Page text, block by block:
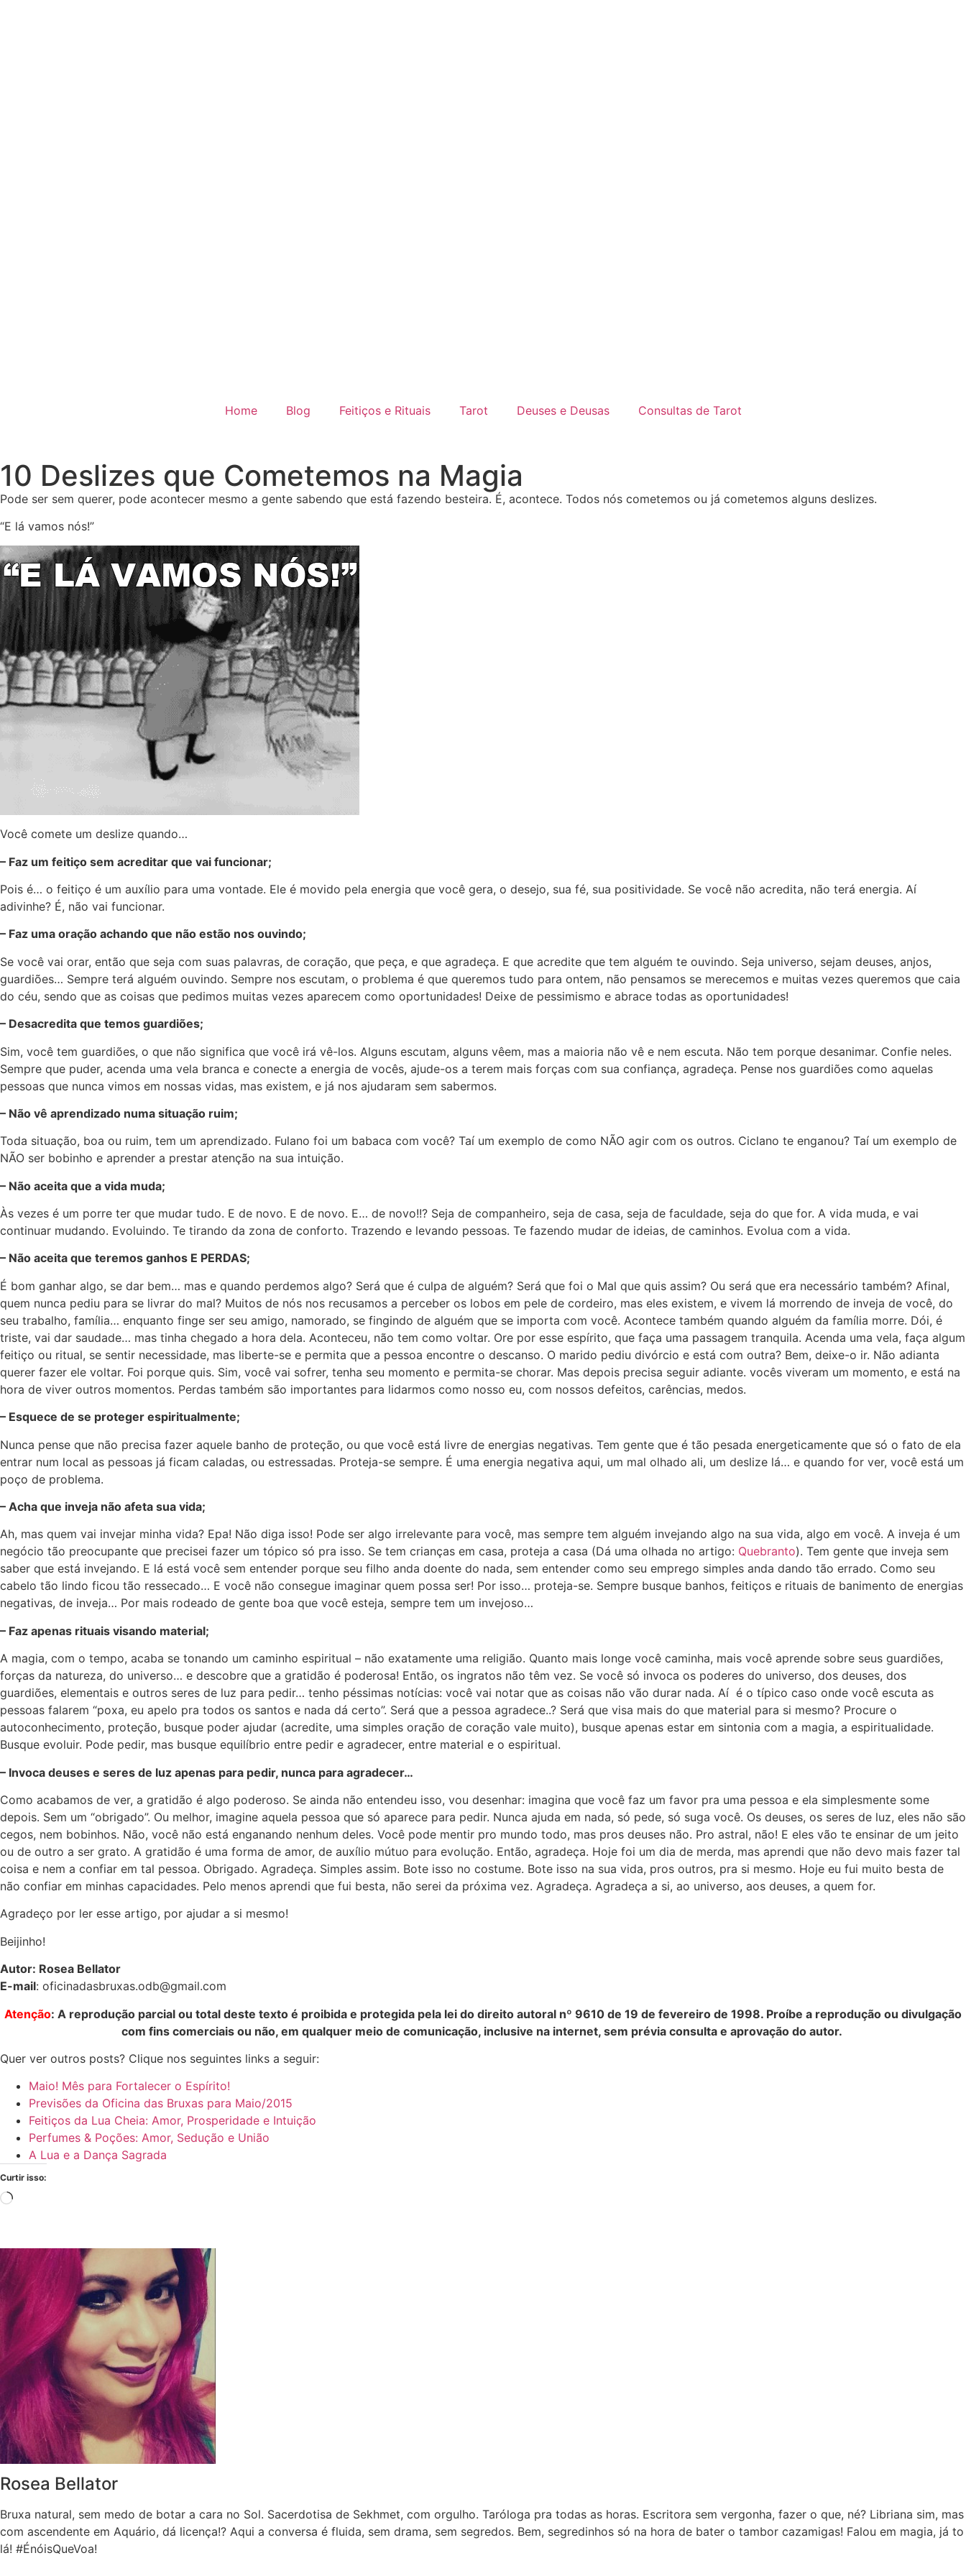
Home Blog Feitiços e Rituais Tarot Deuses e Deusas Consultas de Tarot
10 Deslizes que Cometemos na Magia
Pode ser sem querer, pode acontecer mesmo a gente sabendo que está fazendo besteira. É, acontece. Todos nós cometemos ou já cometemos alguns deslizes.
“E lá vamos nós!”
Você comete um deslize quando…
– Faz um feitiço sem acreditar que vai funcionar;
Pois é… o feitiço é um auxílio para uma vontade. Ele é movido pela energia que você gera, o desejo, sua fé, sua positividade. Se você não acredita, não terá energia. Aí
adivinhe? É, não vai funcionar.
– Faz uma oração achando que não estão nos ouvindo;
Se você vai orar, então que seja com suas palavras, de coração, que peça, e que agradeça. E que acredite que tem alguém te ouvindo. Seja universo, sejam deuses, anjos,
guardiões… Sempre terá alguém ouvindo. Sempre nos escutam, o problema é que queremos tudo para ontem, não pensamos se merecemos e muitas vezes queremos que caia
do céu, sendo que as coisas que pedimos muitas vezes aparecem como oportunidades! Deixe de pessimismo e abrace todas as oportunidades!
– Desacredita que temos guardiões;
Sim, você tem guardiões, o que não significa que você irá vê-los. Alguns escutam, alguns vêem, mas a maioria não vê e nem escuta. Não tem porque desanimar. Confie neles.
Sempre que puder, acenda uma vela branca e conecte a energia de vocês, ajude-os a terem mais forças com sua confiança, agradeça. Pense nos guardiões como aquelas
pessoas que nunca vimos em nossas vidas, mas existem, e já nos ajudaram sem sabermos.
– Não vê aprendizado numa situação ruim;
Toda situação, boa ou ruim, tem um aprendizado. Fulano foi um babaca com você? Taí um exemplo de como NÃO agir com os outros. Ciclano te enganou? Taí um exemplo de
NÃO ser bobinho e aprender a prestar atenção na sua intuição.
– Não aceita que a vida muda;
Às vezes é um porre ter que mudar tudo. E de novo. E de novo. E… de novo!!? Seja de companheiro, seja de casa, seja de faculdade, seja do que for. A vida muda, e vai
continuar mudando. Evoluindo. Te tirando da zona de conforto. Trazendo e levando pessoas. Te fazendo mudar de ideias, de caminhos. Evolua com a vida.
– Não aceita que teremos ganhos E PERDAS;
É bom ganhar algo, se dar bem… mas e quando perdemos algo? Será que é culpa de alguém? Será que foi o Mal que quis assim? Ou será que era necessário também? Afinal,
quem nunca pediu para se livrar do mal? Muitos de nós nos recusamos a perceber os lobos em pele de cordeiro, mas eles existem, e vivem lá morrendo de inveja de você, do
seu trabalho, família… enquanto finge ser seu amigo, namorado, se fingindo de alguém que se importa com você. Acontece também quando alguém da família morre. Dói, é
triste, vai dar saudade… mas tinha chegado a hora dela. Aconteceu, não tem como voltar. Ore por esse espírito, que faça uma passagem tranquila. Acenda uma vela, faça algum
feitiço ou ritual, se sentir necessidade, mas liberte-se e permita que a pessoa encontre o descanso. O marido pediu divórcio e está com outra? Bem, deixe-o ir. Não adianta
querer fazer ele voltar. Foi porque quis. Sim, você vai sofrer, tenha seu momento e permita-se chorar. Mas depois precisa seguir adiante. vocês viveram um momento, e está na
hora de viver outros momentos. Perdas também são importantes para lidarmos como nosso eu, com nossos defeitos, carências, medos.
– Esquece de se proteger espiritualmente;
Nunca pense que não precisa fazer aquele banho de proteção, ou que você está livre de energias negativas. Tem gente que é tão pesada energeticamente que só o fato de ela
entrar num local as pessoas já ficam caladas, ou estressadas. Proteja-se sempre. É uma energia negativa aqui, um mal olhado ali, um deslize lá… e quando for ver, você está um
poço de problema.
– Acha que inveja não afeta sua vida;
Ah, mas quem vai invejar minha vida? Epa! Não diga isso! Pode ser algo irrelevante para você, mas sempre tem alguém invejando algo na sua vida, algo em você. A inveja é um
negócio tão preocupante que precisei fazer um tópico só pra isso. Se tem crianças em casa, proteja a casa (Dá uma olhada no artigo: Quebranto). Tem gente que inveja sem
saber que está invejando. E lá está você sem entender porque seu filho anda doente do nada, sem entender como seu emprego simples anda dando tão errado. Como seu
cabelo tão lindo ficou tão ressecado… E você não consegue imaginar quem possa ser! Por isso… proteja-se. Sempre busque banhos, feitiços e rituais de banimento de energias
negativas, de inveja… Por mais rodeado de gente boa que você esteja, sempre tem um invejoso…
– Faz apenas rituais visando material;
A magia, com o tempo, acaba se tonando um caminho espiritual – não exatamente uma religião. Quanto mais longe você caminha, mais você aprende sobre seus guardiões,
forças da natureza, do universo… e descobre que a gratidão é poderosa! Então, os ingratos não têm vez. Se você só invoca os poderes do universo, dos deuses, dos
guardiões, elementais e outros seres de luz para pedir… tenho péssimas notícias: você vai notar que as coisas não vão durar nada. Aí é o típico caso onde você escuta as
pessoas falarem “poxa, eu apelo pra todos os santos e nada dá certo”. Será que a pessoa agradece..? Será que visa mais do que material para si mesmo? Procure o
autoconhecimento, proteção, busque poder ajudar (acredite, uma simples oração de coração vale muito), busque apenas estar em sintonia com a magia, a espiritualidade.
Busque evoluir. Pode pedir, mas busque equilíbrio entre pedir e agradecer, entre material e o espiritual.
– Invoca deuses e seres de luz apenas para pedir, nunca para agradecer…
Como acabamos de ver, a gratidão é algo poderoso. Se ainda não entendeu isso, vou desenhar: imagina que você faz um favor pra uma pessoa e ela simplesmente some
depois. Sem um “obrigado”. Ou melhor, imagine aquela pessoa que só aparece para pedir. Nunca ajuda em nada, só pede, só suga você. Os deuses, os seres de luz, eles não são
cegos, nem bobinhos. Não, você não está enganando nenhum deles. Você pode mentir pro mundo todo, mas pros deuses não. Pro astral, não! E eles vão te ensinar de um jeito
ou de outro a ser grato. A gratidão é uma forma de amor, de auxílio mútuo para evolução. Então, agradeça. Hoje foi um dia de merda, mas aprendi que não devo mais fazer tal
coisa e nem a confiar em tal pessoa. Obrigado. Agradeça. Simples assim. Bote isso no costume. Bote isso na sua vida, pros outros, pra si mesmo. Hoje eu fui muito besta de
não confiar em minhas capacidades. Pelo menos aprendi que fui besta, não serei da próxima vez. Agradeça. Agradeça a si, ao universo, aos deuses, a quem for.
Agradeço por ler esse artigo, por ajudar a si mesmo!
Beijinho!
Autor: Rosea Bellator
E-mail: oficinadasbruxas.odb@gmail.com
Atenção: A reprodução parcial ou total deste texto é proibida e protegida pela lei do direito autoral nº 9610 de 19 de fevereiro de 1998. Proíbe a reprodução ou divulgação
com fins comerciais ou não, em qualquer meio de comunicação, inclusive na internet, sem prévia consulta e aprovação do autor.
Quer ver outros posts? Clique nos seguintes links a seguir:
Maio! Mês para Fortalecer o Espírito!
Previsões da Oficina das Bruxas para Maio/2015
Feitiços da Lua Cheia: Amor, Prosperidade e Intuição
Perfumes & Poções: Amor, Sedução e União
A Lua e a Dança Sagrada
Curtir isso:
Rosea Bellator
Bruxa natural, sem medo de botar a cara no Sol. Sacerdotisa de Sekhmet, com orgulho. Taróloga pra todas as horas. Escritora sem vergonha, fazer o que, né? Libriana sim, mas
com ascendente em Aquário, dá licença!? Aqui a conversa é fluida, sem drama, sem segredos. Bem, segredinhos só na hora de bater o tambor cazamigas! Falou em magia, já to
lá! #ÉnóisQueVoa!